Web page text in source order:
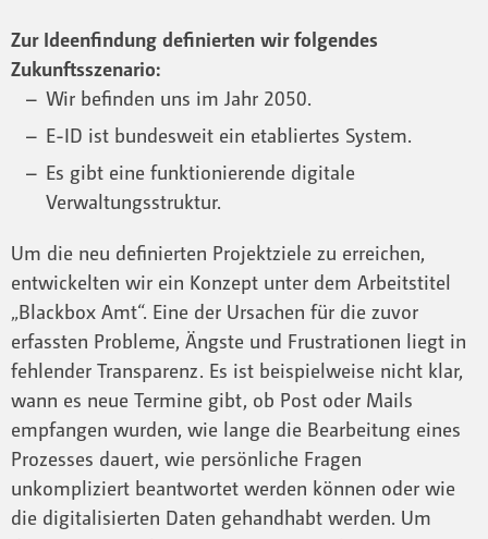
Zur Ideenfindung definierten wir folgendes
Zukunftsszenario:
Wir befinden uns im Jahr 2050.
E-ID ist bundesweit ein etabliertes System.
Es gibt eine funktionierende digitale
Verwaltungsstruktur.
Um die neu definierten Projektziele zu erreichen,
entwickelten wir ein Konzept unter dem Arbeitstitel
„Blackbox Amt“. Eine der Ursachen für die zuvor
erfassten Probleme, Ängste und Frustrationen liegt in
fehlender Transparenz. Es ist beispielweise nicht klar,
wann es neue Termine gibt, ob Post oder Mails
empfangen wurden, wie lange die Bearbeitung eines
Prozesses dauert, wie persönliche Fragen
unkompliziert beantwortet werden können oder wie
die digitalisierten Daten gehandhabt werden. Um